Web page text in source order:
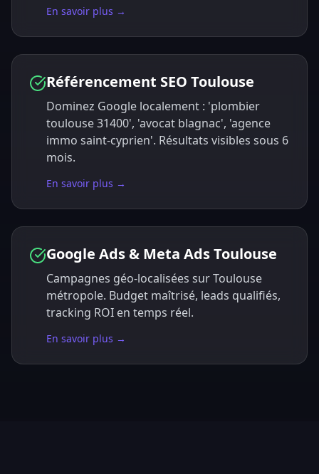
En savoir plus →
Référencement SEO Toulouse
Dominez Google localement : 'plombier
toulouse 31400', 'avocat blagnac', 'agence
immo saint-cyprien'. Résultats visibles sous 6
mois.
En savoir plus →
Google Ads & Meta Ads Toulouse
Campagnes géo-localisées sur Toulouse
métropole. Budget maîtrisé, leads qualifiés,
tracking ROI en temps réel.
En savoir plus →